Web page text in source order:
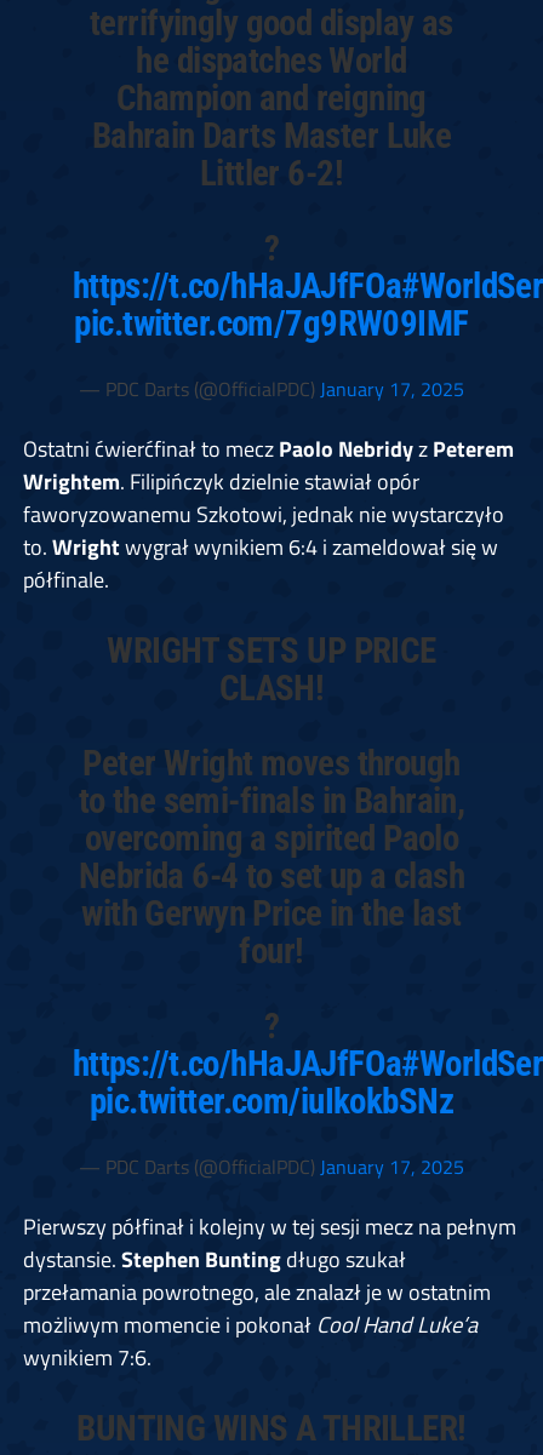
terrifyingly good display as
he dispatches World
Champion and reigning
Bahrain Darts Master Luke
Littler 6-2!
?
https://t.co/hHaJAJfFOa
pic.twitter.com/7g9RW09IMF
— PDC Darts (@OfficialPDC)January 17, 2025
Ostatni ćwierćfinał to meczPaolo NebridyzPeterem
Wrightem. Filipińczyk dzielnie stawiał opór
faworyzowanemu Szkotowi, jednak nie wystarczyło
to.Wrightwygrał wynikiem 6:4 i zameldował się w
półfinale.
WRIGHT SETS UP PRICE
CLASH!
Peter Wright moves through
to the semi-finals in Bahrain,
overcoming a spirited Paolo
Nebrida 6-4 to set up a clash
with Gerwyn Price in the last
four!
?
https://t.co/hHaJAJfFOa
pic.twitter.com/iuIkokbSNz
— PDC Darts (@OfficialPDC) January 17, 2025
Pierwszy półfinał i kolejny w tej sesji mecz na pełnym
dystansie.Stephen Buntingdługo szukał
przełamania powrotnego, ale znalazł je w ostatnim
możliwym momencie i pokonał Cool Hand Luke’a
wynikiem 7:6.
BUNTING WINS A THRILLER!